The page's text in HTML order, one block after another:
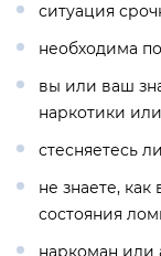
ситуация
необходима
вы или ваш
наркотики
стесняетесь
не знаете,
состояния
наркоман или